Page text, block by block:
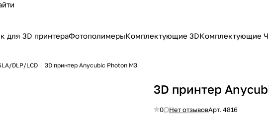
для 3D принтераФотополимерыКомплектующие 3DКомплектующие
DLP/LCD 3D принтер Anycubic Photon M3
3D принтер
0 Нет отзывовАрт.4816